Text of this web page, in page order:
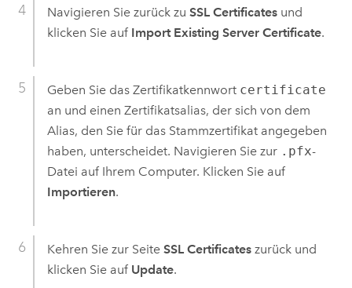
Navigieren Sie zurück zu SSL Certificatesund
klicken Sie auf Import Existing Server Certificate.
Geben Sie das Zertifikatkennwort certificate
an und einen Zertifikatsalias, der sich von dem
Alias, den Sie für das Stammzertifikat angegeben
haben, unterscheidet. Navigieren Sie zur .pfx-
Datei auf Ihrem Computer. Klicken Sie auf
Importieren.
Kehren Sie zur Seite SSL Certificateszurück und
klicken Sie auf Update.